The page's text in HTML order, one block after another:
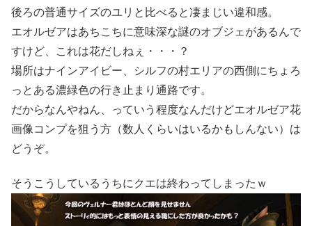
後ろの普通サイズのユリと比べると凄まじい違和感。
エオルゼアはあちこちに意味深な謎のオブジェがあるんで
すけど、これは花だしねぇ・・・？
場所はナインアイビー、シルフの村エリアの西側にちょろ
っとある濃緑色の行き止まり通路です。
だからなんやねん、っていう程度なんだけどエオルゼア花
画像コンプを狙う方（数人くらいはいるかもしんない）は
どうぞ。
そうこうしているうちにクエは終わってしまったｗ